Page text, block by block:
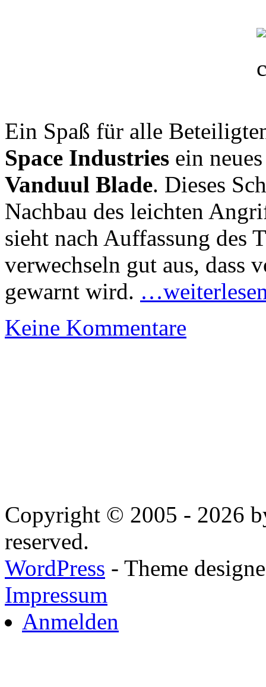
Ein Spaß für alle
Space Industries ein
Vanduul Blade. Dieses
Nachbau des leichten
sieht nach Auffassung des
verwechseln gut aus, dass
gewarnt wird.
Keine Kommentare
Copyright © 2005 - 2026
reserved.
WordPress - Theme
Impressum
Anmelden